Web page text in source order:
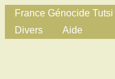
France Génocide Tutsi
Divers
Aide